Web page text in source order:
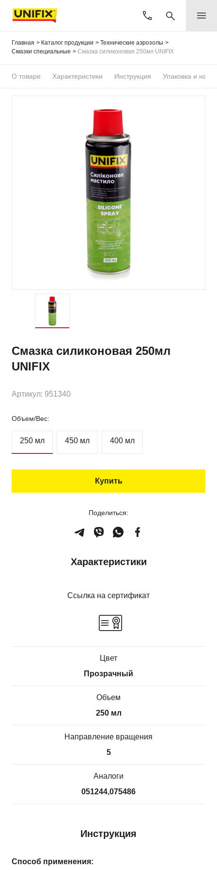
Главная Каталог продукции
Технические аэрозолы
Смазки специальные
Смазка силиконовая 250мл UNIFIX
О товаре Характеристики Инструкция Упаковка и
Смазка силиконовая 250мл
UNIFIX
Артикул: 951340
Объем/Вес:
250 мл 450 мл 400 мл
Купить
Поделиться:
Характеристики
Ссылка на сертификат
Цвет
Прозрачный
Объем
250 мл
Направление вращения
5
Аналоги
051244,075486
Инструкция
Способ применения: